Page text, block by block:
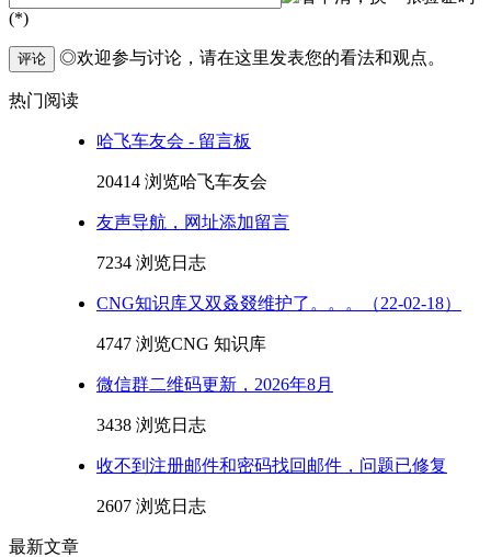
(*)
评论 ◎欢迎参与讨论，请在这里发表您的看法和观点。
热门阅读
哈飞车友会 - 留言板
20414 浏览哈飞车友会
友声导航，网址添加留言
7234 浏览日志
CNG知识库又双叒叕维护了。。。（22-02-18）
4747 浏览CNG 知识库
微信群二维码更新，2026年8月
3438 浏览日志
收不到注册邮件和密码找回邮件，问题已修复
2607 浏览日志
最新文章